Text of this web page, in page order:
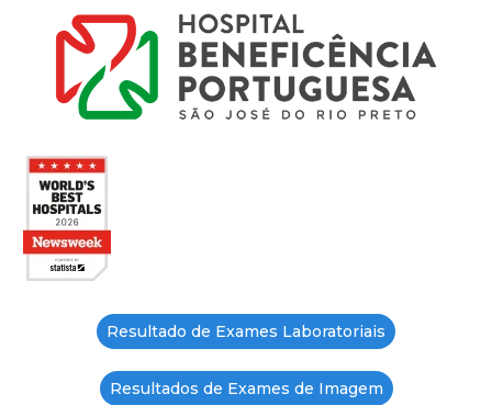
Resultado de Exames Laboratoriais
Resultados de Exames de Imagem